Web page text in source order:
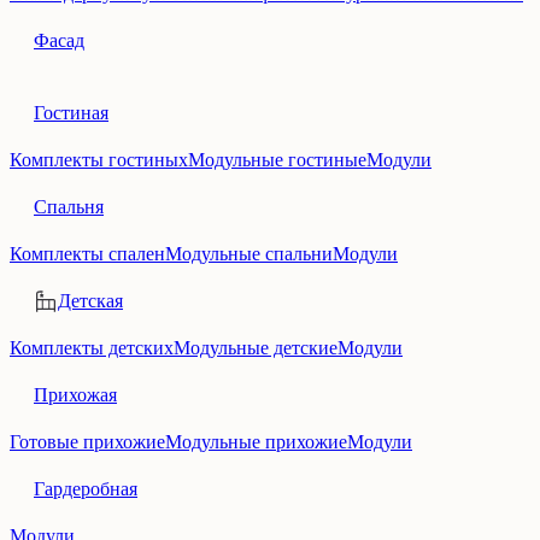
Фасад
Гостиная
Комплекты гостиныхМодульные гостиныеМодули
Спальня
Комплекты спаленМодульные спальниМодули
Детская
Комплекты детскихМодульные детскиеМодули
Прихожая
Готовые прихожиеМодульные прихожиеМодули
Гардеробная
Модули